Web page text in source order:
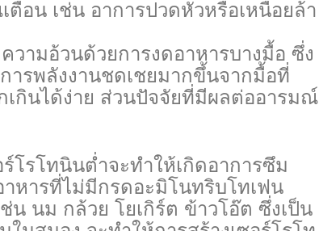
อน เช่น อาการปวดหัวหรือเหนื่อยล้า
วามอ้วนด้วยการงดอาหารบางมื้อ ซึ่ง
ารพลังงานชดเชยมากขึ้นจากมื้อที่
เกินได้ง่าย ส่วนปัจจัยที่มีผลต่ออารมณ์
โรโทนินต่ำจะทำให้เกิดอาการซึม
หารที่ไม่มีกรดอะมิโนทริบโทเฟน
น นม กล้วย โยเกิร์ต ข้าวโอ๊ต ซึ่งเป็น